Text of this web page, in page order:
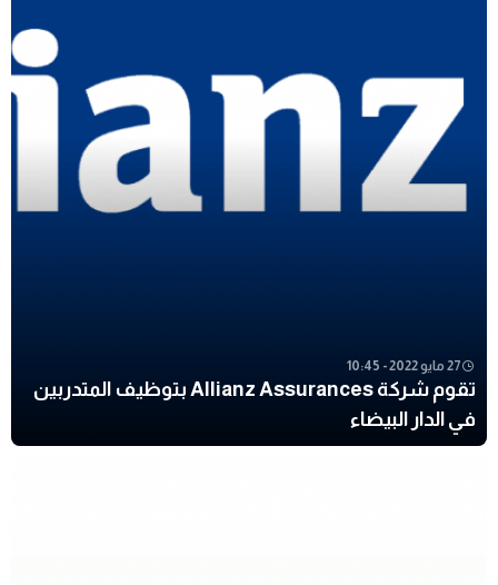
27 مايو 2022 - 10:45
تقوم شركة Allianz Assurances بتوظيف المتدربين
في الدار البيضاء